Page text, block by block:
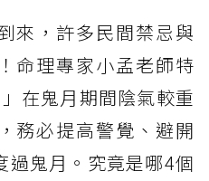
來，許多民間禁忌與
命理專家小孟老師特
在鬼月期間陰氣較重
務必提高警覺、避開
過鬼月。究竟是哪4個